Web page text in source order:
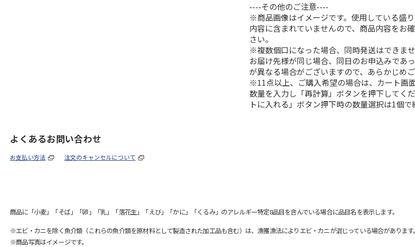
----その他のご注意----
※商品画像はイメージです。使用している盛
内容に含まれていませんので、商品内容をお
さい。
※複数個口になった場合、同時発送はできま
お届け先様が同じ場合、同日のお申込みであ
が異なる場合がございますので、あらかじめご
※11点以上、ご購入希望の場合は、カート画
数量を入力し「再計算」ボタンを押下してく
トに入れる」ボタン押下時の数量選択は1個で
よくあるお問い合わせ
お支払い方法 注文のキャンセルについて
商品に「小麦」「そば」「卵」「乳」「落花生」「えび」「かに」「くるみ」のアレルギー特定8品目を含んでいる場合に品目名を表示します。
※エビ・カニを除く魚介類（これらの魚介類を原材料として製造された加工品も含む）は、漁獲漁法によりエビ・カニが混じっている場合がありま
※商品写真はイメージです。